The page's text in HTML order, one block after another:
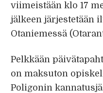
viimeistään klo 17
jälkeen järjestetään
Otaniemessä
Pelkkään
on maksuton
Poligonin